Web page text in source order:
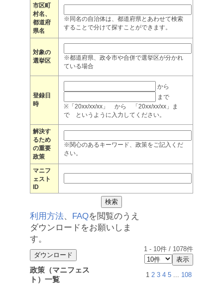
市区町
村名、
都道府
県名
※同名の自治体は、都道府県とあわせて検索
することで分けて探すことができます。
対象の
選挙区
※都道府県、政令市や合併で選挙区が分かれ
ている場合
登録日
時
から
まで
※「20xx/xx/xx」 から 「20xx/xx/xx」ま
で というように入力してください。
解決す
るため
の重要
政策
※関心のあるキーワード、政策をご記入くだ
さい。
マニフ
ェスト
ID
利用方法、 FAQを閲覧のうえ
ダウンロードをお願いしま
す。
1 - 10件 / 1078件
政策（マニフェス
ト）一覧
1 2 3 4 5 ... 108